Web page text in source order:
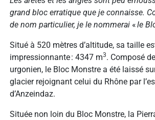
grand bloc erratique que je connaisse.
de nom particulier, je le nommerai«le
Situé à 520 mètres d’altitude, sa taille
impressionnante : 4347 m3. Composé
urgonien, le Bloc Monstre a été laissé
glacier rejoignant celui du Rhône par
d’Anzeindaz.
Située non loin du Bloc Monstre, la